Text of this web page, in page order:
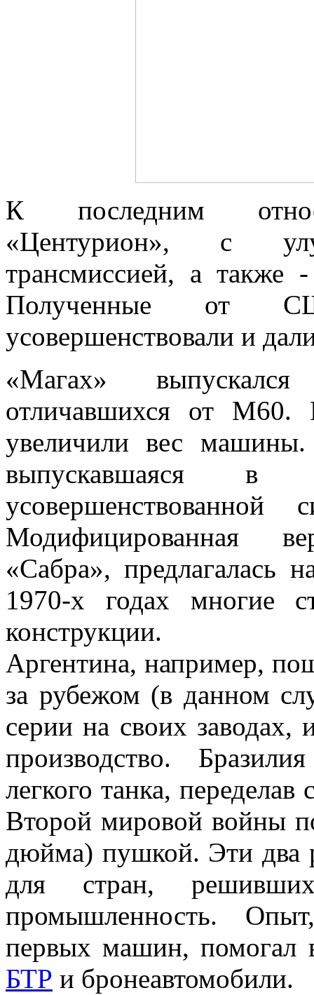
К последним
«Центурион», с
трансмиссией, а также
Полученные от
усовершенствовали и
«Магах»
отличавшихся от М60.
увеличили вес
выпускавшаяся в
усовершенствованной
Модифицированная
«Сабра», предлагалась
1970-х годах многие
конструкции.
Аргентина, например,
за рубежом (в данном
серии на своих
производство.
легкого танка,
Второй мировой войны
дюйма) пушкой. Эти два
для стран,
промышленность.
первых машин, помогал
БТР и бронеавтомобили.